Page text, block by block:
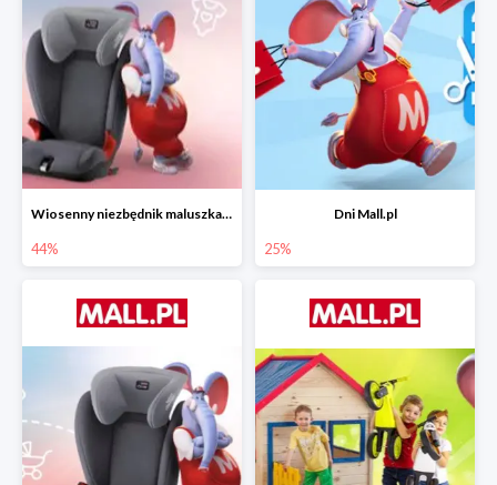
Wiosenny niezbędnik maluszka do -44% taniej
44%
Dni Mall.pl
25%